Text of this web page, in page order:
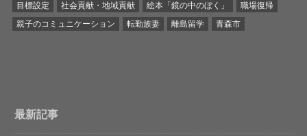
目標設定
社会貢献・地域貢献 絵本「鏡の中のぼく」
職場復帰
親子のコミュニケーション
転勤族妻 離島留学 青森市
最新記事